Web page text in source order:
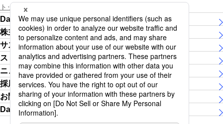
トップページ
Daiichi Lifeグループについて
株主・投資家の皆さま
サステナビリティ
ストーリー
ニュースリリース
採用情報
お問い合わせ
Daiichi Lifeグループ女子陸上競技部